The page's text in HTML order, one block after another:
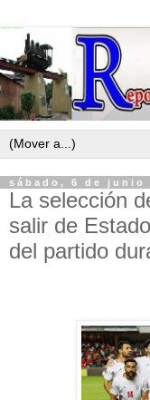
sábado, 6 de junio
La selección
salir de
del partido